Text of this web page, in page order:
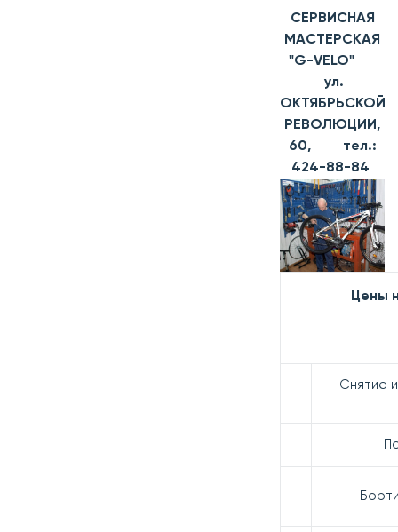
СЕРВИСНАЯ
МАСТЕРСКАЯ
"G-VELO"
ул.
ОКТЯБРЬСКОЙ
РЕВОЛЮЦИИ,
60, тел.:
424-88-84
Цены
Снятие